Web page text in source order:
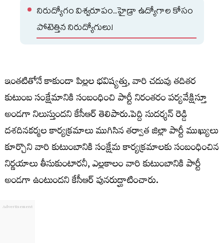
నిరుద్యోగం విశ్వరూపం..హైడ్రా ఉద్యోగాల కోసం
పోటెత్తిన నిరుద్యోగులు!
ఇంతటితోనే కాకుండా పిల్లల భవిష్యత్తు, వారి చదువు తదితర
కుటుంబ సంక్షేమానికి సంబంధించి పార్టీ నిరంతరం పర్యవేక్షిస్తూ
అండగా నిలుస్తుందని కేసీఆర్ తెలిపారు.పెద్ది సుదర్శన్ రెడ్డి
దశదినకర్మల కార్యక్రమాలు ముగిసిన తర్వాత జిల్లా పార్టీ ముఖ్యులు
కూర్చొని వారి కుటుంబానికి సంక్షేమ కార్యక్రమాలకు సంబంధించిన
నిర్ణయాలు తీసుకుంటారనీ, ఎల్లకాలం వారి కుటుంబానికి పార్టీ
అండగా ఉంటుందని కేసీఆర్ పునరుద్ఘాటించారు.